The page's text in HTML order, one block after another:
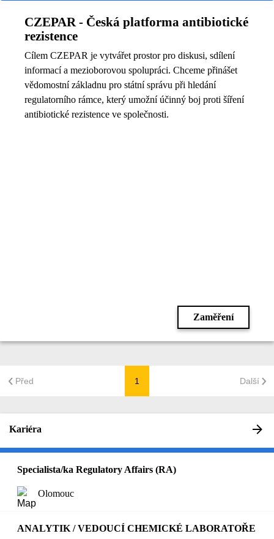
CZEPAR - Česká platforma antibiotické
rezistence
Cílem CZEPAR je vytvářet prostor pro diskusi, sdílení
informací a mezioborovou spolupráci. Chceme přinášet
vědomostní základnu pro státní správu při hledání
regulatorního rámce, který umožní účinný boj proti šíření
antibiotické rezistence ve společnosti.
Zaměření
Před 1 Další
Kariéra
Specialista/ka Regulatory Affairs (RA)
Olomouc
ANALYTIK / VEDOUCÍ CHEMICKÉ LABORATOŘE